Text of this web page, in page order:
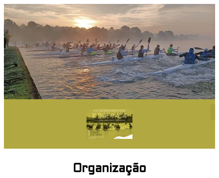
Organização